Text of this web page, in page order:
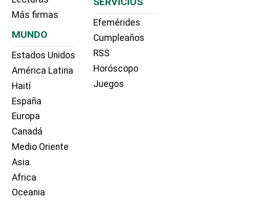
Más firmas
MUNDO
Estados Unidos
América Latina
Haití
España
Europa
Canadá
Medio Oriente
Asia
Africa
Oceania
Efemérides
Cumpleaños
RSS
Horóscopo
Juegos